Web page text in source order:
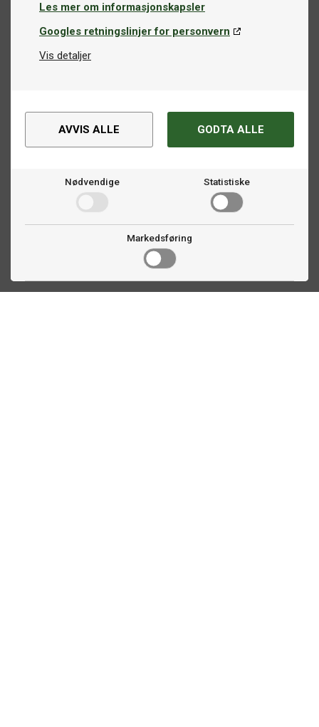
Les mer om informasjonskapsler
Googles retningslinjer for personvern
Vis detaljer
AVVIS ALLE GODTA ALLE
Nødvendige Statistiske
Markedsføring